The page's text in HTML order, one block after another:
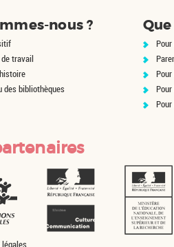
nous ?
travail
des bibliothèques